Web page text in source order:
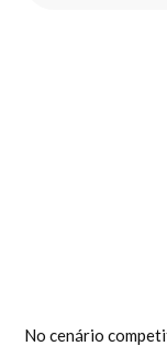
No cenário